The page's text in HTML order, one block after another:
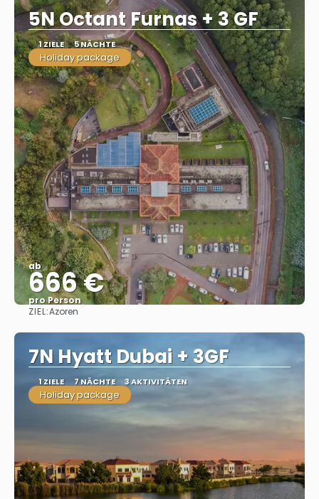
5N Octant Furnas + 3 GF
1 ZIELE 5 NÄCHTE
Holiday package
ab
666 €
pro Person
ZIEL:Azoren
7N Hyatt Dubai + 3GF
1 ZIELE 7 NÄCHTE 3 AKTIVITÄTEN
Holiday package